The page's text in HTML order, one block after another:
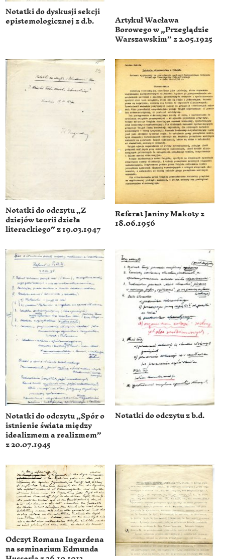
Notatki do dyskusji sekcji
epistemologicznej z d.b. Artykuł Wacława
Borowego w „Przeglądzie
Warszawskim” z 2.05.1925
Notatki do odczytu „Z
dziejów teorii dzieła
literackiego” z 19.03.1947
Referat Janiny Makoty z
18.06.1956
Notatki do odczytu „Spór o
istnienie świata między
idealizmem a realizmem”
z 20.07.1945
Notatki do odczytu z b.d.
Odczyt Romana Ingardena
na seminarium Edmunda